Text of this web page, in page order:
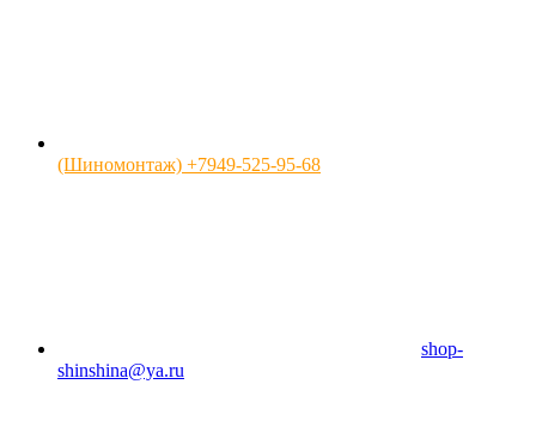
(Шиномонтаж) +7949-525-95-68
shop-
shinshina@ya.ru